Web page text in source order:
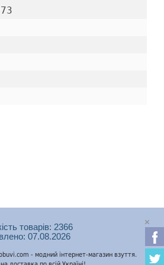
товарів: 2366
07.08.2026
- модний інтернет-магазин взуття.